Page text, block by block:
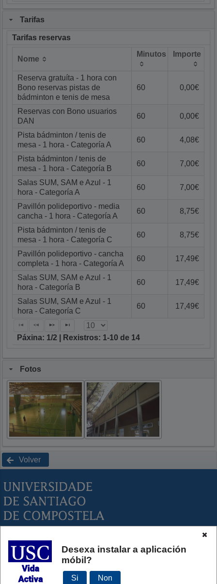
Tarifas
Tarifas reservas
Nome
Minutos Importe
Reserva gratuíta - 1 hora con
Bono reservas pistas de
bádminton e tenis de mesa
60 0,00€
Reservas con Bono usuarios
DAN
60 0,00€
Pista bádminton / tenis de
mesa - 1 hora - Categoría A
60 4,08€
Pista bádminton / tenis de
mesa - 1 hora - Categoría B
60 7,00€
Salas SUM, SAM e Azul - 1
hora - Categoría A
60 7,00€
Pavillón polideportivo - media
cancha - 1 hora - Categoría A
60 8,75€
Pista bádminton / tenis de
mesa - 1 hora - Categoría C
60 8,75€
Pavillón polideportivo - cancha
completa - 1 hora - Categoría A
60 17,49€
Salas SUM, SAM e Azul - 1
hora - Categoría B
60 17,49€
Salas SUM, SAM e Azul - 1
hora - Categoría C
60 17,49€
Páxina: 1/2 | Rexistros: 1-10 de 14
Fotos
Volver
Campus de Santiago de Compostela
881 81 50 71
15073
deporsec@usc.es
Campus de Lugo
servizodeportes.lugo@usc.es
Desexa instalar a aplicación
móbil?
Si Non